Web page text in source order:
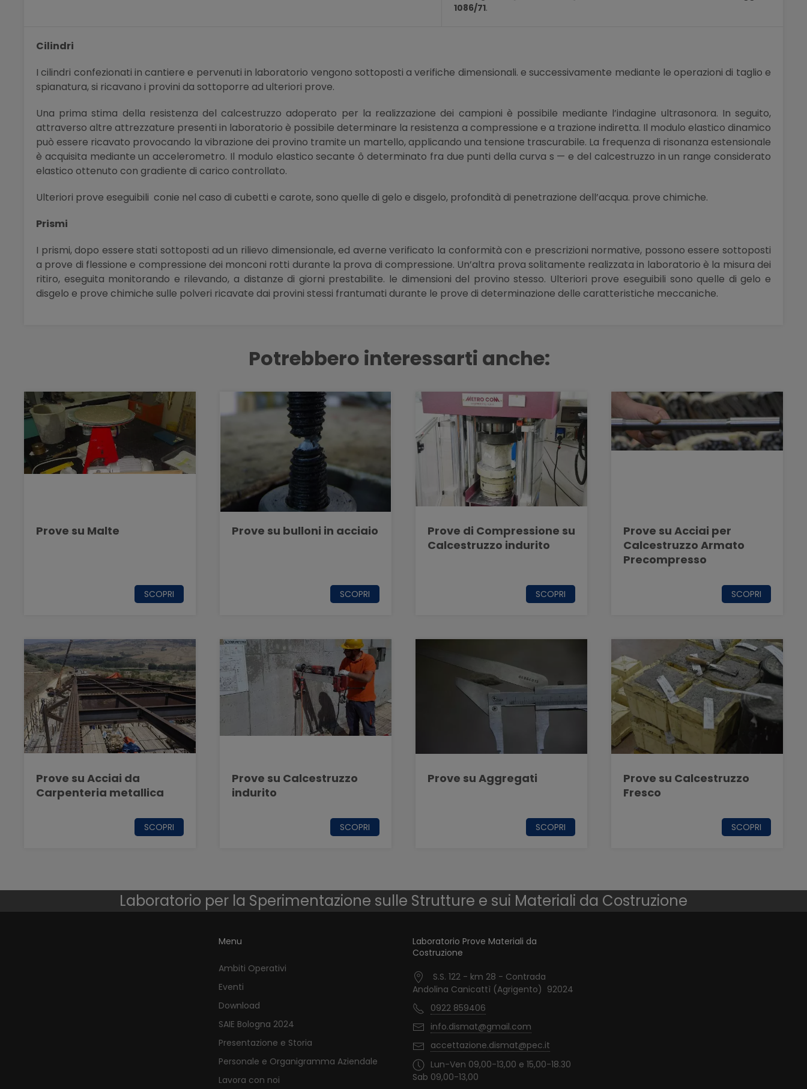
1086/71.
Cilindri
I cilindri confezionati in cantiere e pervenuti in laboratorio vengono sottoposti a verifiche dimensionali. e successivamente mediante le operazioni di taglio e
spianatura, si ricavano i provini da sottoporre ad ulteriori prove.
Una prima stima della resistenza del calcestruzzo adoperato per la realizzazione dei campioni è possibile mediante l’indagine ultrasonora. In seguito,
attraverso altre attrezzature presenti in laboratorio è possibile determinare la resistenza a compressione e a trazione indiretta. Il modulo elastico dinamico
può essere ricavato provocando la vibrazione dei provino tramite un martello, applicando una tensione trascurabile. La frequenza di risonanza estensionale
è acquisita mediante un accelerometro. Il modulo elastico secante ô determinato fra due punti della curva s — e del calcestruzzo in un range considerato
elastico ottenuto con gradiente di carico controllato.
Ulteriori prove eseguibili conie nel caso di cubetti e carote, sono quelle di gelo e disgelo, profondità di penetrazione dell’acqua. prove chimiche.
Prismi
I prismi, dopo essere stati sottoposti ad un rilievo dimensionale, ed averne verificato la conformità con e prescrizioni normative, possono essere sottoposti
a prove di flessione e compressione dei monconi rotti durante la prova di compressione. Un’altra prova solitamente realizzata in laboratorio è la misura dei
ritiro, eseguita monitorando e rilevando, a distanze di giorni prestabilite. le dimensioni del provino stesso. Ulteriori prove eseguibili sono quelle di gelo e
disgelo e prove chimiche sulle polveri ricavate dai provini stessi frantumati durante le prove di determinazione delle caratteristiche meccaniche.
Potrebbero interessarti anche:
Prove su Malte
SCOPRI
Prove su bulloni in acciaio
SCOPRI
Prove di Compressione su
Calcestruzzo indurito
SCOPRI
Prove su Acciai per
Calcestruzzo Armato
Precompresso
SCOPRI
Prove su Acciai da
Carpenteria metallica
SCOPRI
Prove su Calcestruzzo
indurito
SCOPRI
Prove su Aggregati
SCOPRI
Prove su Calcestruzzo
Fresco
SCOPRI
Laboratorio per la Sperimentazione sulle Strutture e sui Materiali da Costruzione
Menu
Ambiti Operativi
Eventi
Download
SAIE Bologna 2024
Presentazione e Storia
Personale e Organigramma Aziendale
Lavora con noi
Laboratorio Prove Materiali da
Costruzione
S.S. 122 - km 28 - Contrada
Andolina Canicattì (Agrigento) 92024
0922 859406
info.dismat@gmail.com
accettazione.dismat@pec.it
Lun-Ven 09,00-13,00 e 15,00-18.30
Sab 09,00-13,00